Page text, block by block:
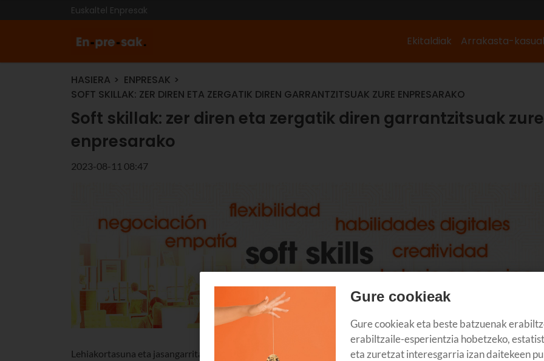
Euskaltel Enpresak
Ekitaldiak Arrakasta-
HASIERA
ENPRESAK
SOFT SKILLAK: ZER DIREN ETA ZERGATIK DIREN GARRANTZITSUAK ZURE ENPRESARAKO
Soft skillak: zer diren eta zergatik diren garrantzitsuak zure
enpresarako
2023-08-11 08:47
Lehiakortasuna eta jasangarritasuna bultzatu nahi duzue enpresek, eta gero eta gehiago baloratzen dituzue zuen
Gure cookieak
Gure cookieak eta beste batzuenak
erabiltzaile-esperientzia hobetzeko,
eta zuretzat interesgarria izan daitekeen